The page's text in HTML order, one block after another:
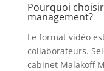
Pourquoi
management?
Le format vidéo
collaborateurs.
cabinet Malakoff